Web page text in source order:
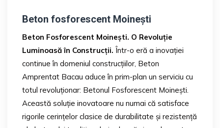
Beton fosforescent Moinești
Beton Fosforescent Moinești. O Revoluție
Luminoasă în Construcții. Într-o eră a inovației
continue în domeniul construcțiilor, Beton
Amprentat Bacau aduce în prim-plan un serviciu cu
totul revoluționar: Betonul Fosforescent Moinești.
Această soluție inovatoare nu numai că satisface
rigorile cerințelor clasice de durabilitate și rezistență